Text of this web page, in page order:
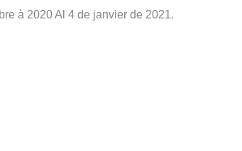
à 2020 Al 4 de janvier de 2021.